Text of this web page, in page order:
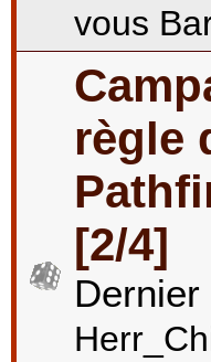
vous
règle
[2/4]